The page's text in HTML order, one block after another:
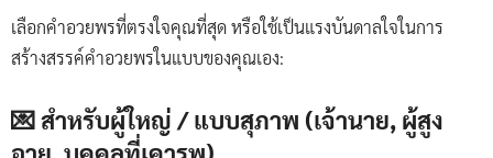
เลือกคำอวยพรที่ตรงใจคุณที่สุด หรือใช้เป็นแรงบันดาลใจในการ
สร้างสรรค์คำอวยพรในแบบของคุณเอง:
💌 สำหรับผู้ใหญ่ / แบบสุภาพ (เจ้านาย, ผู้สูง